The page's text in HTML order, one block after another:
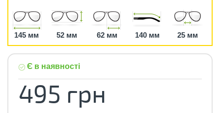
145 мм 52 мм 62 мм 140 мм 25 мм
Є в наявності
495 грн